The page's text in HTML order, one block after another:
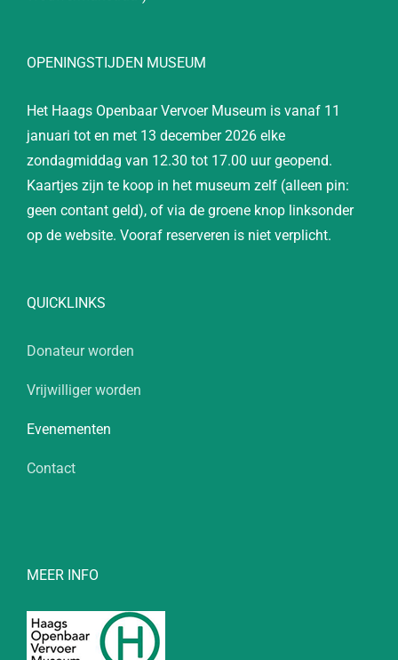
OPENINGSTIJDEN MUSEUM
Het Haags Openbaar Vervoer Museum is vanaf 11
januari tot en met 13 december 2026 elke
zondagmiddag van 12.30 tot 17.00 uur geopend.
Kaartjes zijn te koop in het museum zelf (alleen pin:
geen contant geld), of via de groene knop linksonder
op de website. Vooraf reserveren is niet verplicht.
QUICKLINKS
Donateur worden
Vrijwilliger worden
Evenementen
Contact
MEER INFO